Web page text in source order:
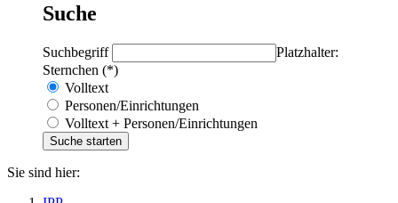
Suche
Suchbegriff
Platzhalter:
Sternchen (*)
Volltext
Personen/Einrichtungen
Volltext + Personen/Einrichtungen
Sie sind hier: